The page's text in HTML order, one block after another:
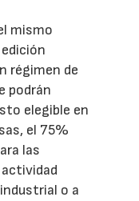
mismo
régimen de
podrán
elegible en
el 75%
las
o a